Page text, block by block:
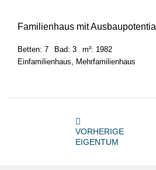
Familienhaus mit Ausbaupotential
Betten: 7 Bad: 3
m²: 1982
Einfamilienhaus, Mehrfamilienhaus
VORHERIGE
EIGENTUM